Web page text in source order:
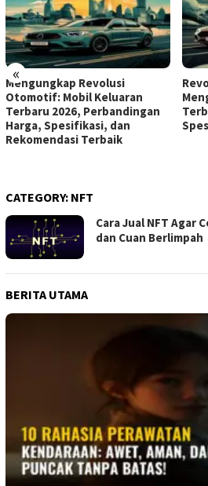
«
Mengungkap Revolusi
Otomotif: Mobil Keluaran
Terbaru 2026, Perbandingan
Harga, Spesifikasi, dan
Rekomendasi Terbaik
CATEGORY: NFT
Cara Jual NFT Agar
dan Cuan Berlimpah
BERITA UTAMA